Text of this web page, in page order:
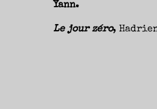
Yann.
Le jour zéro,